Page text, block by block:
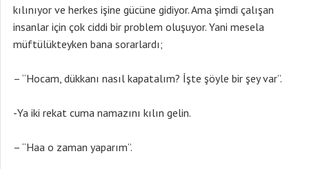
kılınıyor ve herkes işine gücüne gidiyor. Ama şimdi çalışan
insanlar için çok ciddi bir problem oluşuyor. Yani mesela
müftülükteyken bana sorarlardı;
– “Hocam, dükkanı nasıl kapatalım? İşte şöyle bir şey var”.
-Ya iki rekat cuma namazını kılın gelin.
– “Haa o zaman yaparım”.